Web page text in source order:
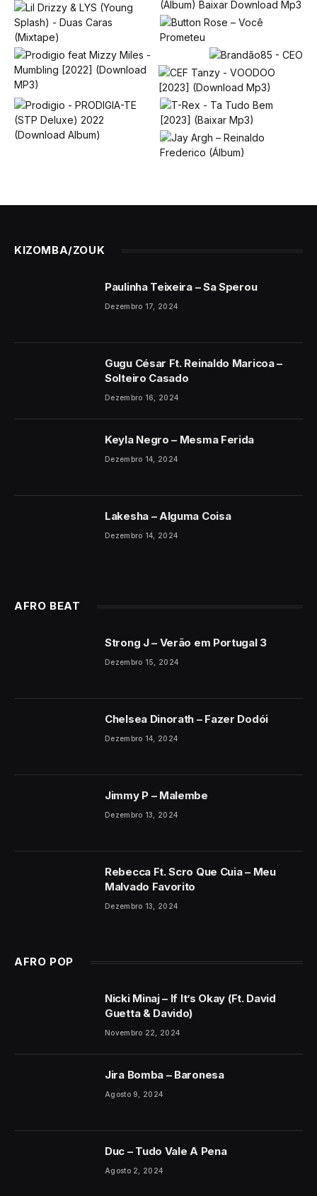
KIZOMBA/ZOUK
Paulinha Teixeira – Sa Sperou
Dezembro 17, 2024
Gugu César Ft. Reinaldo Maricoa –
Solteiro Casado
Dezembro 16, 2024
Keyla Negro – Mesma Ferida
Dezembro 14, 2024
Lakesha – Alguma Coisa
Dezembro 14, 2024
AFRO BEAT
Strong J – Verão em Portugal 3
Dezembro 15, 2024
Chelsea Dinorath – Fazer Dodói
Dezembro 14, 2024
Jimmy P – Malembe
Dezembro 13, 2024
Rebecca Ft. Scro Que Cuia – Meu
Malvado Favorito
Dezembro 13, 2024
AFRO POP
Nicki Minaj – If It’s Okay (Ft. David
Guetta & Davido)
Novembro 22, 2024
Jira Bomba – Baronesa
Agosto 9, 2024
Duc – Tudo Vale A Pena
Agosto 2, 2024